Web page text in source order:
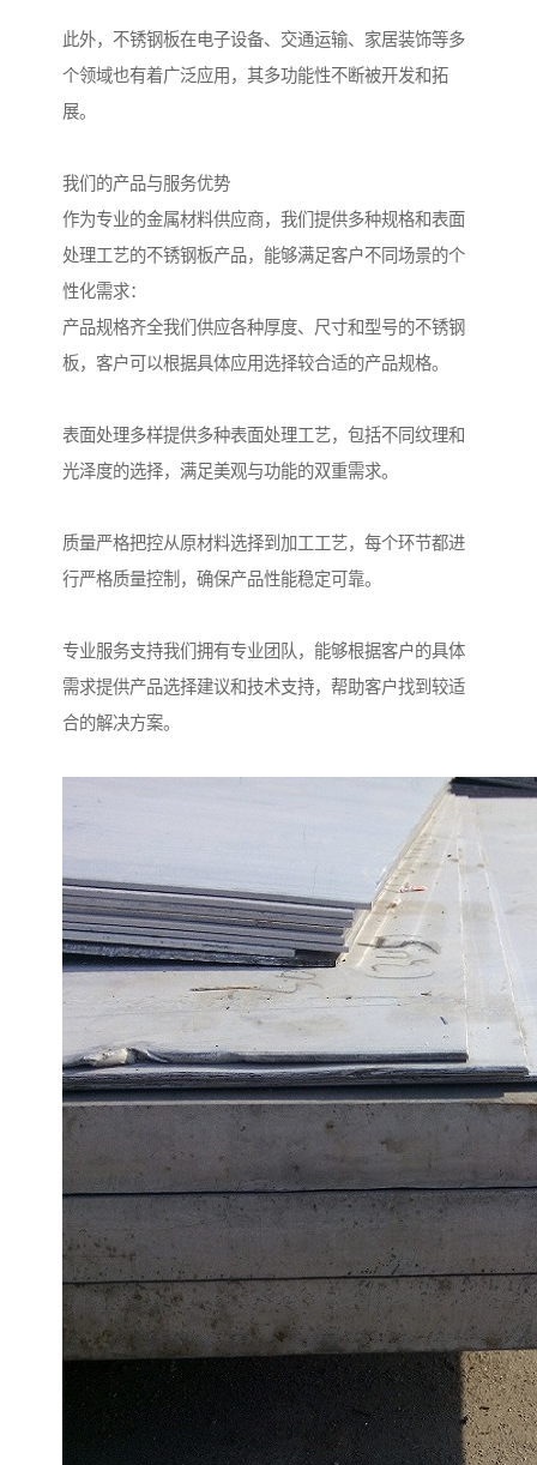
此外，不锈钢板在电子设备、交通运输、家居装饰等多
个领域也有着广泛应用，其多功能性不断被开发和拓
展。
我们的产品与服务优势
作为专业的金属材料供应商，我们提供多种规格和表面
处理工艺的不锈钢板产品，能够满足客户不同场景的个
性化需求：
产品规格齐全我们供应各种厚度、尺寸和型号的不锈钢
板，客户可以根据具体应用选择较合适的产品规格。
表面处理多样提供多种表面处理工艺，包括不同纹理和
光泽度的选择，满足美观与功能的双重需求。
质量严格把控从原材料选择到加工工艺，每个环节都进
行严格质量控制，确保产品性能稳定可靠。
专业服务支持我们拥有专业团队，能够根据客户的具体
需求提供产品选择建议和技术支持，帮助客户找到较适
合的解决方案。